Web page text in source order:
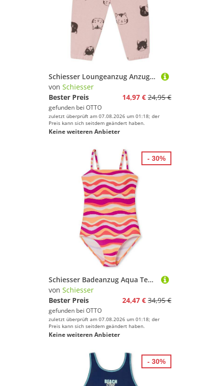
Schiesser Loungeanzug Anzug lang - Baby (2 tlg) Hausanzug Jogginganzug Übergröße
von Schiesser
Bester Preis
14,97 € 24,95 €
gefunden bei OTTO
zuletzt überprüft am 07.08.2026 um 01:18; der
Preis kann sich seitdem geändert haben.
Keine weiteren Anbieter
Schiesser Badeanzug Aqua Teens Schwimmanzug, Einteiler, Bademode
von Schiesser
Bester Preis
24,47 € 34,95 €
gefunden bei OTTO
zuletzt überprüft am 07.08.2026 um 01:18; der
Preis kann sich seitdem geändert haben.
Keine weiteren Anbieter
- 30%
- 30%